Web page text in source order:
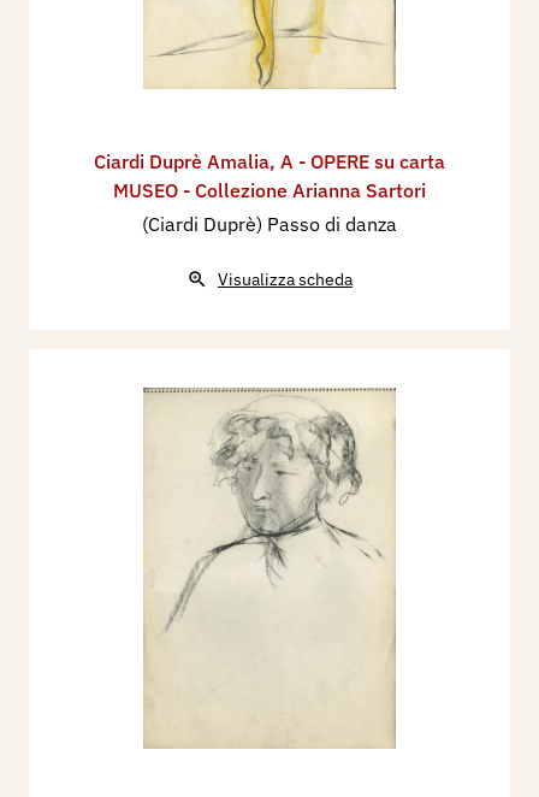
Ciardi Duprè Amalia, A - OPERE su carta
MUSEO - Collezione Arianna Sartori
(Ciardi Duprè) Passo di danza
Visualizza scheda